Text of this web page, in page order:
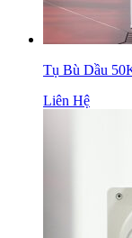
Tụ Bù Dầu
Liên Hệ